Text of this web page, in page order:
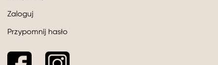
Zaloguj
Przypomnij hasło